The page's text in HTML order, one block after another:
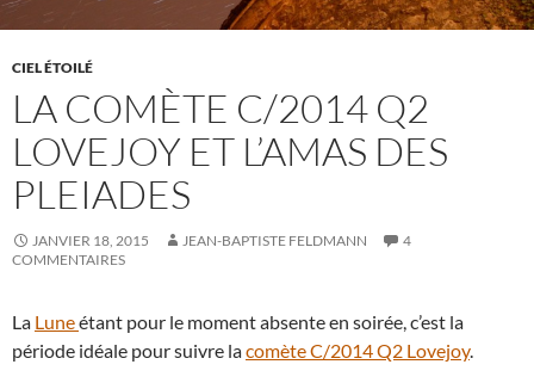
CIEL ÉTOILÉ
LA COMÈTE C/2014 Q2
LOVEJOY ET L’AMAS DES
PLEIADES
JANVIER 18, 2015 JEAN-BAPTISTE FELDMANN
4
COMMENTAIRES
La Luneétant pour le moment absente en soirée, c’est la
période idéale pour suivre lacomète C/2014 Q2 Lovejoy.